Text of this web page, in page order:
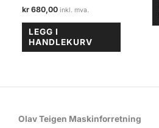
kr 680,00
LEGG I
HANDLEKURV
Olav Teigen Maskinforretning